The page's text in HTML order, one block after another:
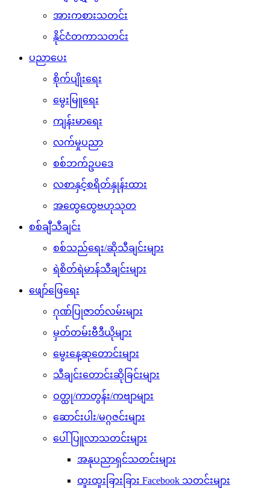
အားကစားသတင်း
နိုင်ငံတကာသတင်း
ပညာပေး
စိုက်ပျိုးရေး
မွေးမြူရေး
ကျန်းမာရေး
လက်မှုပညာ
စစ်ဘက်ဥပဒေ
လစာနှင့်စရိတ်နှုန်းထား
အထွေထွေဗဟုသုတ
စစ်ချီသီချင်း
စစ်သည်ရေး/ဆိုသီချင်းများ
ရဲစိတ်ရဲမာန်သီချင်းများ
ဖျော်ဖြေရေး
ဂုဏ်ပြုဇာတ်လမ်းများ
မှတ်တမ်းဗီဒီယိုများ
မွေးနေ့ဆုတောင်းများ
သီချင်းတောင်းဆိုခြင်းများ
ဝတ္ထု/ကာတွန်း/ကဗျာများ
ဆောင်းပါး/မဂ္ဂဇင်းများ
ပေါ်ပြူလာသတင်းများ
အနုပညာရှင်သတင်းများ
ထူးထူးခြားခြား Facebook သတင်းများ